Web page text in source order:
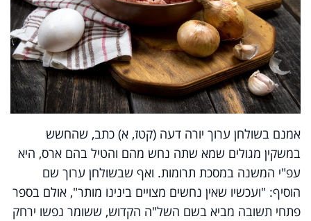
אמנם בשולחן ערוך יורה דעה (קטז, א) כתב, שהחשש
במשקין מגולים שמא שתה נחש מהם והטיל בהם ארס, היא
עפ"י המשנה במסכת תרומות. ואף שבשולחן ערוך שם
הוסיף: "ועכשיו שאין נחשים מצויים בינינו מותר", אולם בספר
פתחי תשובה מביא בשם השל"ה הקדוש, ששומר נפשו ירחק